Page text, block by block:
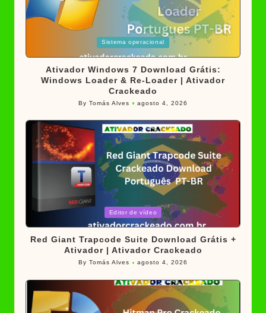
Sistema operacional
Ativador Windows 7 Download Grátis:
Windows Loader & Re-Loader | Ativador
Crackeado
Posted
ByTomás Alves agosto 4, 2026
Posted
Editor de vídeo
Red Giant Trapcode Suite Download Grátis +
Ativador | Ativador Crackeado
Posted
ByTomás Alves agosto 4, 2026